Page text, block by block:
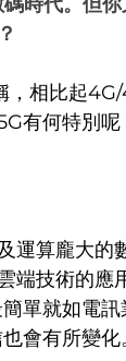
，相比起
有何特別
運算龐大的
端技術的應
單就如電訊
會有所變化